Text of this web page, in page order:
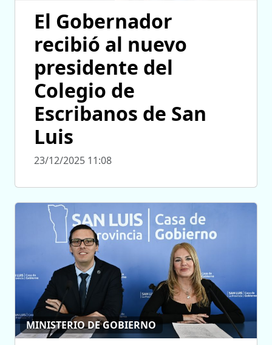
El Gobernador
recibió al nuevo
presidente del
Colegio de
Escribanos de San
Luis
23/12/2025 11:08
MINISTERIO DE GOBIERNO